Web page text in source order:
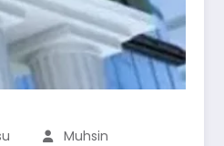
Muhsin